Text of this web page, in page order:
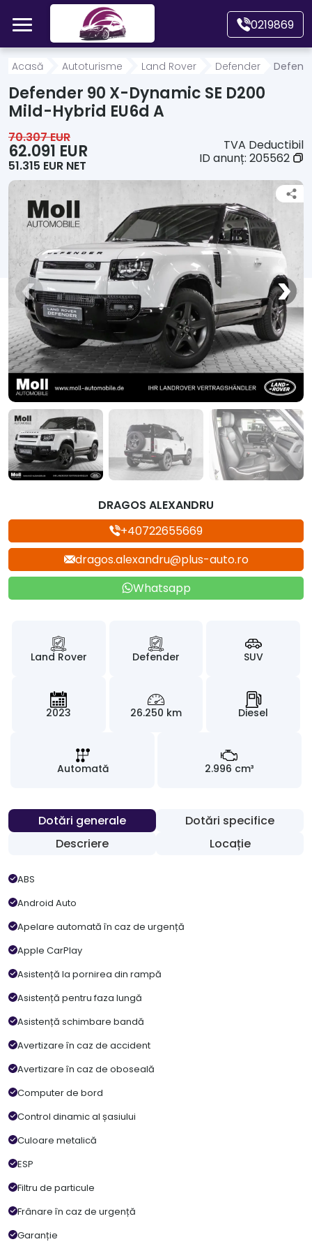
Mergi direct la conținutul principal
0219869
Acasă
Autoturisme
Motociclete
Autoutilitare
Alte tipuri vehicule
Despre Noi
Contact
Acasă Autoturisme Land Rover Defender
Defender 90 X-Dynamic SE D200
Mild-Hybrid EU6d A
70.307 EUR
62.091 EUR
51.315 EUR NET
TVA Deductibil
ID anunț: 205562
DRAGOS ALEXANDRU
+40722655669
dragos.alexandru@plus-auto.ro
Whatsapp
Land Rover Defender SUV
2023 26.250 km Diesel
Automată 2.996 cm³
Dotări generale
Dotări specifice
Descriere
Locație
ABS
Android Auto
Apelare automată în caz de urgență
Apple CarPlay
Asistență la pornirea din rampă
Asistență pentru faza lungă
Asistență schimbare bandă
Avertizare în caz de accident
Avertizare în caz de oboseală
Computer de bord
Control dinamic al șasiului
Culoare metalică
ESP
Filtru de particule
Frânare în caz de urgență
Garanție